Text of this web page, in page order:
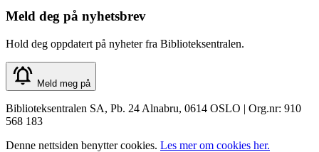
Meld deg på nyhetsbrev
Hold deg oppdatert på nyheter fra Biblioteksentralen.
Meld meg på
Biblioteksentralen SA, Pb. 24 Alnabru, 0614 OSLO | Org.nr: 910
568 183
Denne nettsiden benytter cookies. Les mer om cookies her.